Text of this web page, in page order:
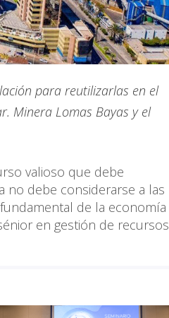
para reutilizarlas en el
Minera Lomas Bayas y el
valioso que debe
no debe considerarse a las
de la economía
en gestión de recursos